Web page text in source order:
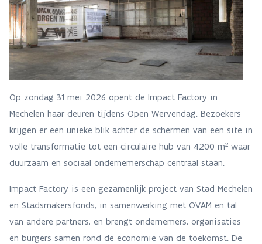
Op zondag 31 mei 2026 opent de Impact Factory in
Mechelen haar deuren tijdens Open Wervendag. Bezoekers
krijgen er een unieke blik achter de schermen van een site in
volle transformatie tot een circulaire hub van 4200 m² waar
duurzaam en sociaal ondernemerschap centraal staan.
Impact Factory is een gezamenlijk project van Stad Mechelen
en Stadsmakersfonds, in samenwerking met OVAM en tal
van andere partners, en brengt ondernemers, organisaties
en burgers samen rond de economie van de toekomst. De